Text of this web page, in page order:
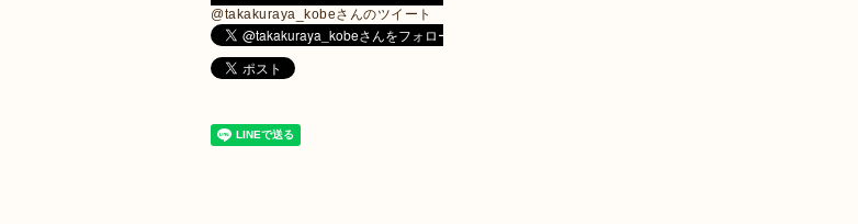
@takakuraya_kobeさんのツイート